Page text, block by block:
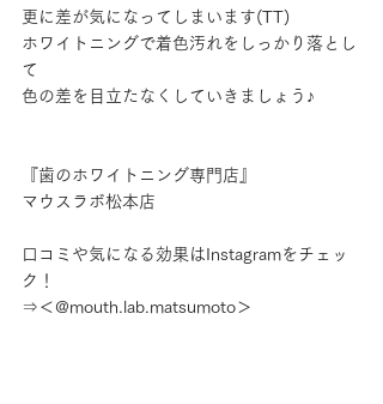
更に差が気になってしまいます(TT)
ホワイトニングで着色汚れをしっかり落とし
て
色の差を目立たなくしていきましょう♪
『歯のホワイトニング専門店』
マウスラボ松本店
口コミや気になる効果はInstagramをチェッ
ク！
⇒＜@mouth.lab.matsumoto＞